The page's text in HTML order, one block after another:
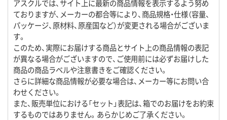
アスクルでは、サイト上に最新の商品情報を表示するよう努め
ておりますが、メーカーの都合等により、商品規格・仕様（容量、
パッケージ、原材料、原産国など）が変更される場合がございま
す。
このため、実際にお届けする商品とサイト上の商品情報の表記
が異なる場合がございますので、ご使用前には必ずお届けした
商品の商品ラベルや注意書きをご確認ください。
さらに詳細な商品情報が必要な場合は、メーカー等にお問い合
わせください。
また、販売単位における「セット」表記は、箱でのお届けをお約束
するものではありません。あらかじめご了承ください。